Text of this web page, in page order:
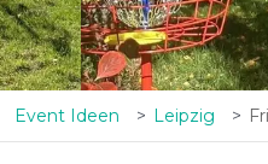
Event Ideen Leipzig